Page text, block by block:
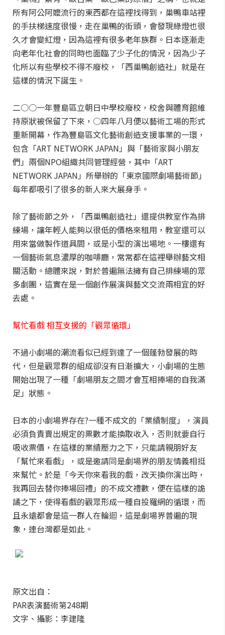
所有阿公阿嬤流行的東西都在這裡找得到，巢鴨車站裡
的手扶梯速度很慢，走在巢鴨的街頭，會發現綠燈也很
久才會變紅燈，因為這裡有很多老年族群。日本逐漸走
向老年化社會的同時也面臨了少子化的情況，因為少子
化所以有些學校不得不廢校，「西巢鴨創造社」就是在
這樣的情況下誕生。
二○○一年豐島區立朝日中學校廢校，校舍與體育館維
持原狀被保留了下來，○四年八月便以藝術工場的形式
重新開幕，作為豐島區文化藝術創造支援事業的一環，
包含「ART NETWORK JAPAN」與「藝術家與小朋友
們」兩個NPO組織共同管理經營，其中「ART
NETWORK JAPAN」所舉辦的「東京國際劇場藝術節」
每年都吸引了很多的新人來大展身手。
除了藝術節之外，「西巢鴨創造社」還提供教室作為排
練場，讓年輕人能夠以很低的價格來租用，教室還可以
用來當做製作道具間，或是小型的演出場地。一樓還有
一個藝術氣息濃厚的咖啡廳，常常都在這裡舉辦藝文相
關活動。總體來說，對於普遍無法擁有自己排練場的眾
多劇團，這實在是一個創作展演與藝文交流兩相宜的好
去處。
幫忙看戲 相互支援的「觀眾循環」
不過小劇場的潮流看似已經到達了一個蓬勃發展的時
代，但是觀眾群的組成卻沒有日漸擴大，小劇場的生態
開始出現了一種「劇場朋友之間才會互相捧場的自我滿
足」狀態。
日本的小劇場界存在?一種不成文的「業績制度」，演員
必須負責賣出規定的票數才能換取收入，否則就要自行
吸收票價，在這樣的業績壓力之下，只能請親朋好友
「幫忙來看戲」，或是邀請同是劇場界的朋友情義相挺
來幫忙。於是「今天你來看我的戲，改天換你演出時，
我再回去替你捧場回禮」的不成文禮數，便在這樣的詭
譎之下，使得看戲的觀眾形成一種自投羅網的循環，而
且永遠都會是這一群人在輪迴，這是劇場界普遍的現
象，連台灣都是如此。
原文出自：
PAR表演藝術第248期
文字、攝影：李建隆